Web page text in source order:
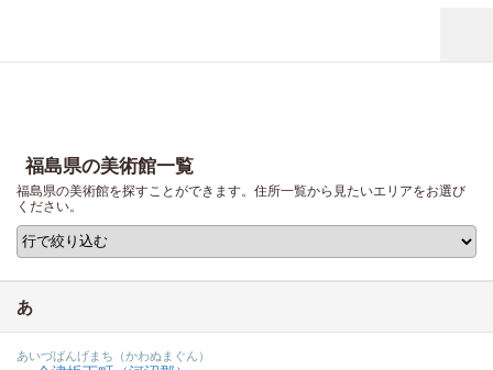
福島県の美術館一覧
福島県の美術館を探すことができます。住所一覧から見たいエリアをお選び
ください。
あ
あいづばんげまち（かわぬまぐん）